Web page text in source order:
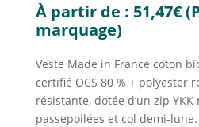
À partir de : 51,47€
marquage)
Veste Made in France coton
certifié OCS 80 % + polyester
résistante, dotée d’un zip
passepoilées et col demi-